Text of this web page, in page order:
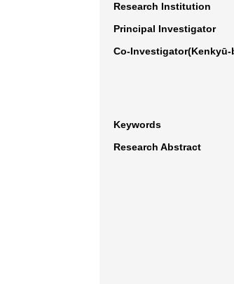
Research Institution
Principal Investigator
Co-
Keywords
Research Abstract